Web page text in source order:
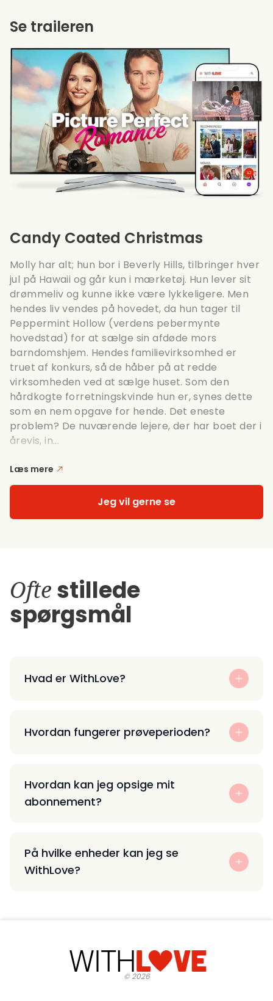
Candy Coated Christmas
Molly har alt; hun bor i Beverly Hills, tilbringer hver
jul på Hawaii og går kun i mærketøj. Hun lever sit
drømmeliv og kunne ikke være lykkeligere. Men
hendes liv vendes på hovedet, da hun tager til
Peppermint Hollow (verdens pebermynte
hovedstad) for at sælge sin afdøde mors
barndomshjem. Hendes familievirksomhed er
truet af konkurs, så de håber på at redde
virksomheden ved at sælge huset. Som den
hårdkogte forretningskvinde hun er, synes dette
som en nem opgave for hende. Det eneste
problem? De nuværende lejere, der har boet der i
årevis, in...
Læs mere
Jeg vil gerne se
Se traileren
Ofte stillede
spørgsmål
Hvad er WithLove?
Hvordan fungerer prøveperioden?
Hvordan kan jeg opsige mit
abonnement?
På hvilke enheder kan jeg se
WithLove?
©2026